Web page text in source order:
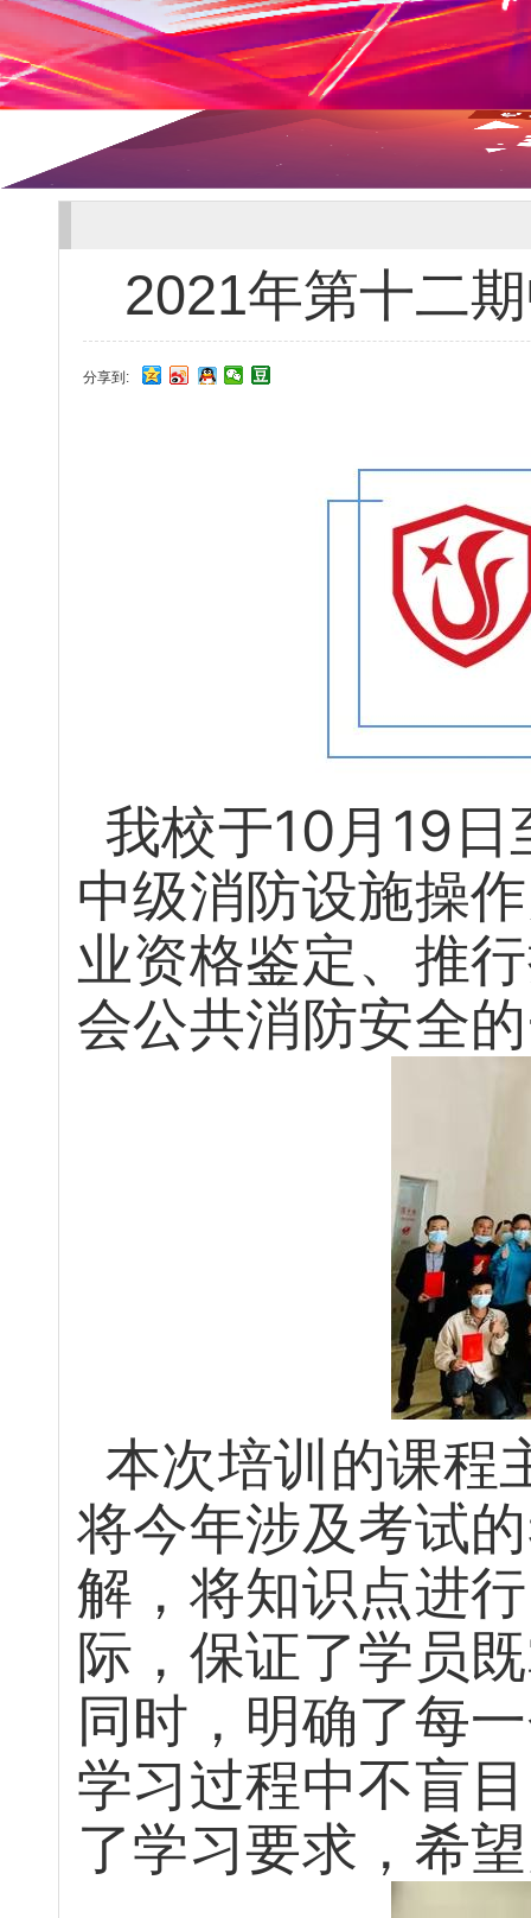
2021年第十二
分享到:
我校于10月19
中级消防设施操
业资格鉴定、推
会公共消防安全
本次培训的课程
将今年涉及考试
解，将知识点进
际，保证了学员
同时，明确了每
学习过程中不盲
了学习要求，希